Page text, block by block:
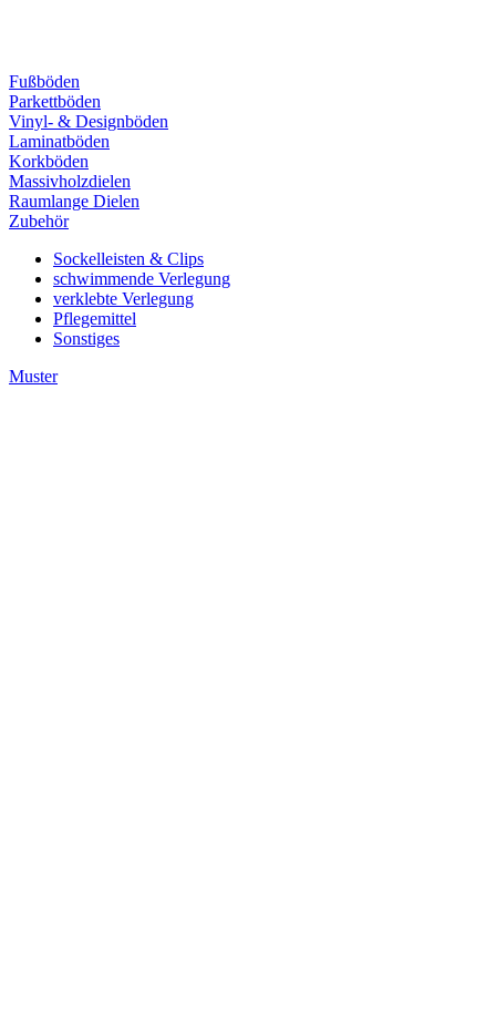
Fußböden
Parkettböden
Vinyl- & Designböden
Laminatböden
Korkböden
Massivholzdielen
Raumlange Dielen
Zubehör
Sockelleisten & Clips
schwimmende Verlegung
verklebte Verlegung
Pflegemittel
Sonstiges
Muster